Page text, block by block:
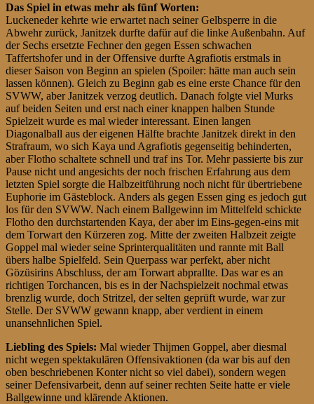
Das Spiel in etwas mehr als fünf Worten:
Luckeneder kehrte wie erwartet nach seiner Gelbsperre in die
Abwehr zurück, Janitzek durfte dafür auf die linke Außenbahn. Auf
der Sechs ersetzte Fechner den gegen Essen schwachen
Taffertshofer und in der Offensive durfte Agrafiotis erstmals in
dieser Saison von Beginn an spielen (Spoiler: hätte man auch sein
lassen können). Gleich zu Beginn gab es eine erste Chance für den
SVWW, aber Janitzek verzog deutlich. Danach folgte viel Murks
auf beiden Seiten und erst nach einer knappen halben Stunde
Spielzeit wurde es mal wieder interessant. Einen langen
Diagonalball aus der eigenen Hälfte brachte Janitzek direkt in den
Strafraum, wo sich Kaya und Agrafiotis gegenseitig behinderten,
aber Flotho schaltete schnell und traf ins Tor. Mehr passierte bis zur
Pause nicht und angesichts der noch frischen Erfahrung aus dem
letzten Spiel sorgte die Halbzeitführung noch nicht für übertriebene
Euphorie im Gästeblock. Anders als gegen Essen ging es jedoch gut
los für den SVWW. Nach einem Ballgewinn im Mittelfeld schickte
Flotho den durchstartenden Kaya, der aber im Eins-gegen-eins mit
dem Torwart den Kürzeren zog. Mitte der zweiten Halbzeit zeigte
Goppel mal wieder seine Sprinterqualitäten und rannte mit Ball
übers halbe Spielfeld. Sein Querpass war perfekt, aber nicht
Gözüsirins Abschluss, der am Torwart abprallte. Das war es an
richtigen Torchancen, bis es in der Nachspielzeit nochmal etwas
brenzlig wurde, doch Stritzel, der selten geprüft wurde, war zur
Stelle. Der SVWW gewann knapp, aber verdient in einem
unansehnlichen Spiel.
Liebling des Spiels: Mal wieder Thijmen Goppel, aber diesmal
nicht wegen spektakulären Offensivaktionen (da war bis auf den
oben beschriebenen Konter nicht so viel dabei), sondern wegen
seiner Defensivarbeit, denn auf seiner rechten Seite hatte er viele
Ballgewinne und klärende Aktionen.